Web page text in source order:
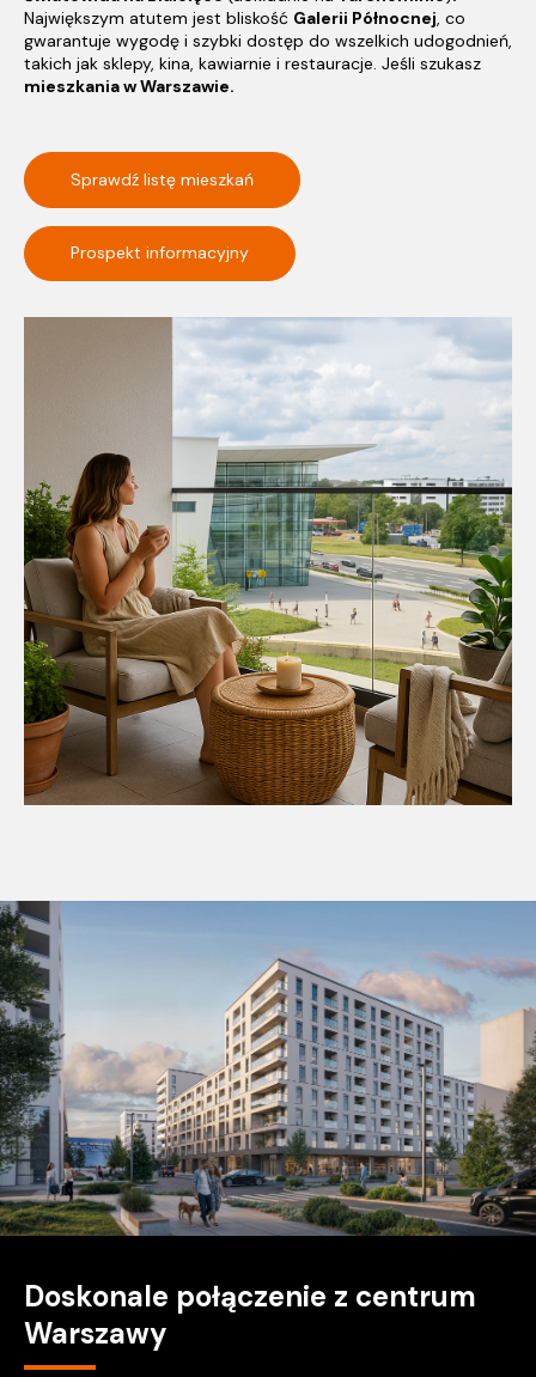
Największym atutem jest bliskość Galerii Północnej, co
gwarantuje wygodę i szybki dostęp do wszelkich udogodnień,
takich jak sklepy, kina, kawiarnie i restauracje. Jeśli szukasz
mieszkania w Warszawie.
Sprawdź listę mieszkań
Prospekt informacyjny
Doskonale połączenie z centrum
Warszawy